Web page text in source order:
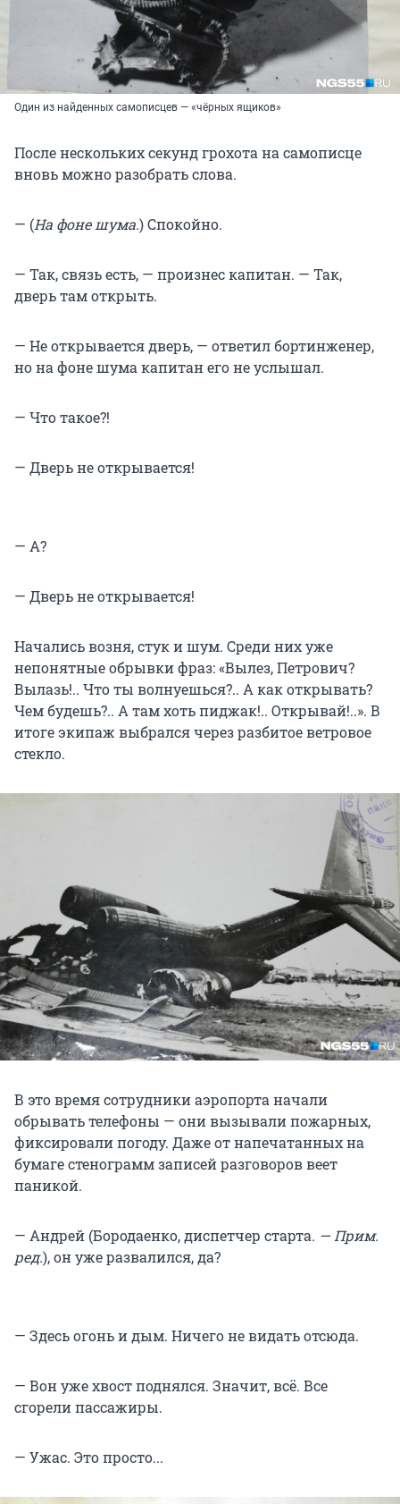
Один из найденных самописцев — «чёрных ящиков»
После нескольких секунд грохота на самописце
вновь можно разобрать слова.
— (На фоне шума.) Спокойно.
— Так, связь есть, — произнес капитан. — Так,
дверь там открыть.
— Не открывается дверь, — ответил бортинженер,
но на фоне шума капитан его не услышал.
— Что такое?!
— Дверь не открывается!
— А?
— Дверь не открывается!
Начались возня, стук и шум. Среди них уже
непонятные обрывки фраз: «Вылез, Петрович?
Вылазь!.. Что ты волнуешься?.. А как открывать?
Чем будешь?.. А там хоть пиджак!.. Открывай!..». В
итоге экипаж выбрался через разбитое ветровое
стекло.
В это время сотрудники аэропорта начали
обрывать телефоны — они вызывали пожарных,
фиксировали погоду. Даже от напечатанных на
бумаге стенограмм записей разговоров веет
паникой.
— Андрей (Бородаенко, диспетчер старта. — Прим.
ред.), он уже развалился, да?
— Здесь огонь и дым. Ничего не видать отсюда.
— Вон уже хвост поднялся. Значит, всё. Все
сгорели пассажиры.
— Ужас. Это просто...